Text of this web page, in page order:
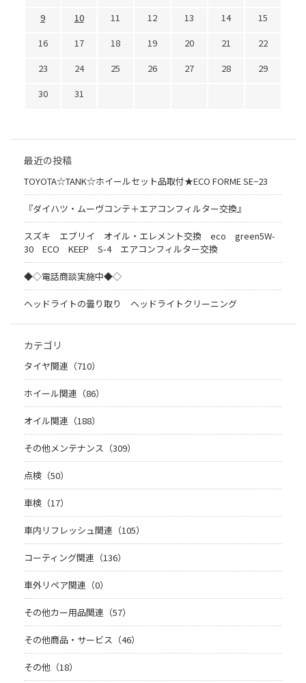
9
10 11 12 13 14
15
16
17 18 19 20 21
22
23
24 25 26 27 28
29
30
31
最近の投稿
TOYOTA☆TANK☆ホイールセット品取付★ECO FORME SE−23
『ダイハツ・ムーヴコンテ＋エアコンフィルター交換』
スズキ エブリイ オイル・エレメント交換 eco green5W-
30 ECO KEEP S-4 エアコンフィルター交換
◆◇電話商談実施中◆◇
ヘッドライトの曇り取り ヘッドライトクリーニング
カテゴリ
タイヤ関連（710）
ホイール関連（86）
オイル関連（188）
その他メンテナンス（309）
点検（50）
車検（17）
車内リフレッシュ関連（105）
コーティング関連（136）
車外リペア関連（0）
その他カー用品関連（57）
その他商品・サービス（46）
その他（18）